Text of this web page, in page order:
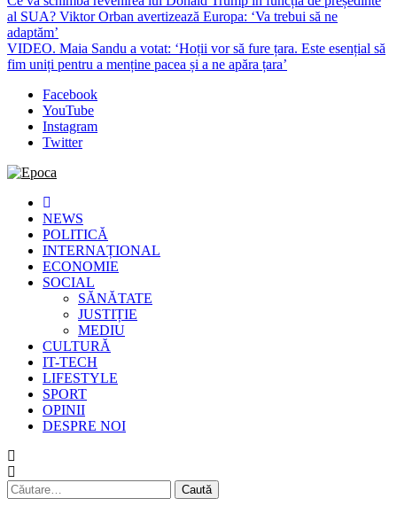
al SUA? Viktor Orban avertizează Europa: ‘Va trebui să ne
adaptăm’
VIDEO. Maia Sandu a votat: ‘Hoții vor să fure țara. Este esențial să
fim uniți pentru a menține pacea și a ne apăra țara’
Facebook
YouTube
Instagram
Twitter
Epoca
Cele mai noi știri online din România
NEWS
POLITICĂ
INTERNAȚIONAL
ECONOMIE
SOCIAL
SĂNĂTATE
JUSTIȚIE
MEDIU
CULTURĂ
IT-TECH
LIFESTYLE
SPORT
OPINII
DESPRE NOI
Caută
după: